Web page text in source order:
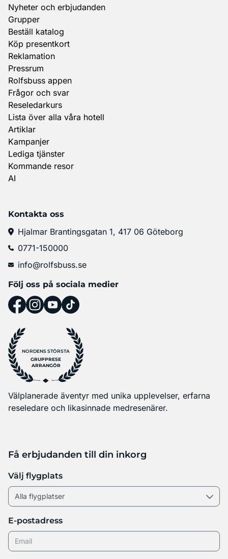
Nyheter och erbjudanden
Grupper
Beställ katalog
Köp presentkort
Reklamation
Pressrum
Rolfsbuss appen
Frågor och svar
Reseledarkurs
Lista över alla våra hotell
Artiklar
Kampanjer
Lediga tjänster
Kommande resor
AI
Kontakta oss
Hjalmar Brantingsgatan 1, 417 06 Göteborg
0771-150000
info@rolfsbuss.se
Följ oss på sociala medier
NORDENS STÖRSTA
GRUPPRESE
ARRANGÖR
Välplanerade äventyr med unika upplevelser, erfarna
reseledare och likasinnade medresenärer.
Få erbjudanden till din inkorg
Välj flygplats
E-postadress